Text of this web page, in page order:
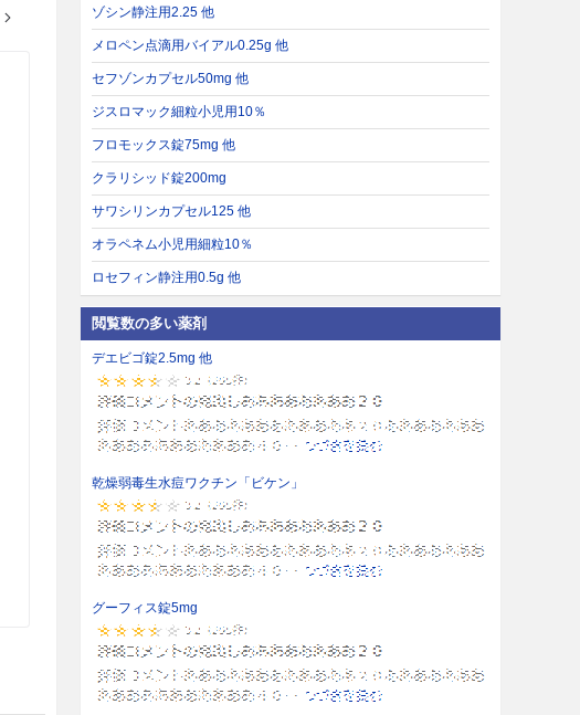
ゾシン静注用2.25 他
メロペン点滴用バイアル0.25g 他
セフゾンカプセル50mg 他
ジスロマック細粒小児用10％
フロモックス錠75mg 他
クラリシッド錠200mg
サワシリンカプセル125 他
オラペネム小児用細粒10％
ロセフィン静注用0.5g 他
閲覧数の多い薬剤
デエビゴ錠2.5mg 他
乾燥弱毒生水痘ワクチン「ビケン」
グーフィス錠5mg